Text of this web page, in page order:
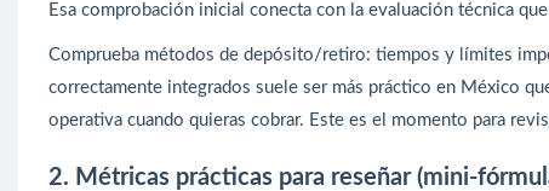
Esa comprobación inicial conecta con la evaluación técnica
Comprueba métodos de depósito/retiro: tiempos y límites
correctamente integrados suele ser más práctico en México
operativa cuando quieras cobrar. Este es el momento para
2. Métricas prácticas para reseñar (mini-